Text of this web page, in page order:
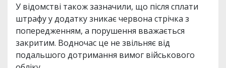
У відомстві також зазначили, що після сплати
штрафу у додатку зникає червона стрічка з
попередженням, а порушення вважається
закритим. Водночас це не звільняє від
подальшого дотримання вимог військового